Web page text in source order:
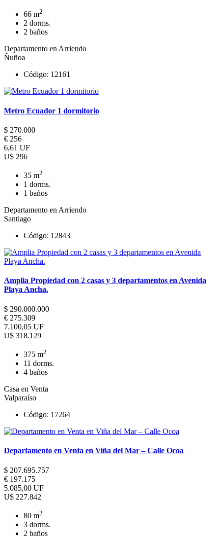
66 m2
2 dorms.
2 baños
Departamento en Arriendo
Ñuñoa
Código: 12161
Metro Ecuador 1 dormitorio
$ 270.000
€ 256
6,61 UF
U$ 296
35 m2
1 dorms.
1 baños
Departamento en Arriendo
Santiago
Código: 12843
Amplia Propiedad con 2 casas y 3 departamentos en Avenida
Playa Ancha.
$ 290.000.000
€ 275.309
7.100,05 UF
U$ 318.129
375 m2
11 dorms.
4 baños
Casa en Venta
Valparaíso
Código: 17264
Departamento en Venta en Viña del Mar – Calle Ocoa
$ 207.695.757
€ 197.175
5.085,00 UF
U$ 227.842
80 m2
3 dorms.
2 baños